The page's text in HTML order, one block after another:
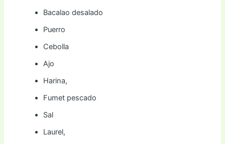
Bacalao desalado
Puerro
Cebolla
Ajo
Harina,
Fumet pescado
Sal
Laurel,